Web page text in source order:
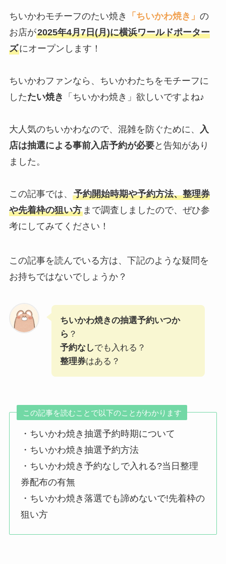
ちいかわモチーフのたい焼き 「ちいかわ焼き」 の
お店が2025年4月7日(月)に横浜ワールドポーター
ズにオープンします！
ちいかわファンなら、ちいかわたちをモチーフに
したたい焼き 「ちいかわ焼き」欲しいですよね♪
大人気のちいかわなので、混雑を防ぐために、
入
店は抽選による事前入店予約が必要と告知があり
ました。
この記事では、 予約開始時期や予約方法、整理券
や先着枠の狙い方まで調査しましたので、ぜひ参
考にしてみてください！
この記事を読んでいる方は、下記のような疑問を
お持ちではないでしょうか？
ちいかわ焼きの抽選予約いつか
ら ？
予約なしでも入れる？
整理券はある？
この記事を読むことで以下のことがわかります
・ちいかわ焼き抽選予約時期について
・ちいかわ焼き抽選予約方法
・ちいかわ焼き予約なしで入れる?当日整理
券配布の有無
・ちいかわ焼き落選でも諦めないで!先着枠の
狙い方